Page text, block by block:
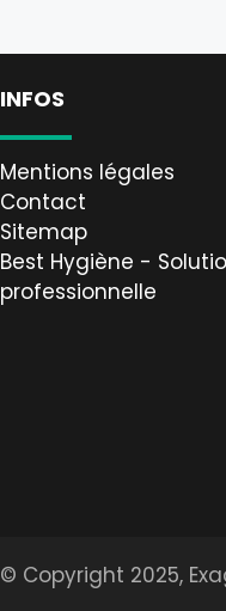
INFOS
Mentions légales
Contact
Sitemap
Best Hygiène -
professionnelle
© Copyright 2025,